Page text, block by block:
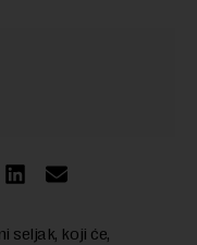
seljak, koji će,